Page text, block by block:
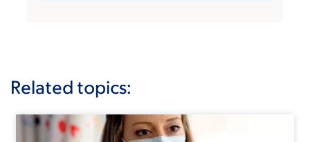
Related topics: